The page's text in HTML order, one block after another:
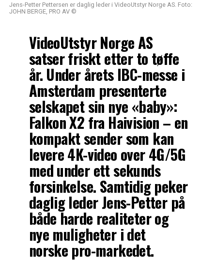
Jens-Petter Pettersen er daglig leder i VideoUtstyr Norge AS. Foto:
JOHN BERGE, PRO AV ©
VideoUtstyr Norge AS
satser friskt etter to tøffe
år. Under årets IBC-messe i
Amsterdam presenterte
selskapet sin nye «baby»:
Falkon X2 fra Haivision – en
kompakt sender som kan
levere 4K-video over 4G/5G
med under ett sekunds
forsinkelse. Samtidig peker
daglig leder Jens-Petter på
både harde realiteter og
nye muligheter i det
norske pro-markedet.